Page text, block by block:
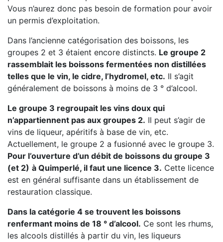
Vous n’aurez donc pas besoin de formation pour avoir
un permis d’exploitation.
Dans l’ancienne catégorisation des boissons, les
groupes 2 et 3 étaient encore distincts. Le groupe 2
rassemblait les boissons fermentées non distillées
telles que le vin, le cidre, l’hydromel, etc. Il s’agit
généralement de boissons à moins de 3 ° d’alcool.
Le groupe 3 regroupait les vins doux qui
n’appartiennent pas aux groupes 2. Il peut s’agir de
vins de liqueur, apéritifs à base de vin, etc.
Actuellement, le groupe 2 a fusionné avec le groupe 3.
Pour l’ouverture d’un débit de boissons du groupe 3
(et 2) à Quimperlé, il faut une licence 3. Cette licence
est en général suffisante dans un établissement de
restauration classique.
Dans la catégorie 4 se trouvent les boissons
renfermant moins de 18 ° d’alcool. Ce sont les rhums,
les alcools distillés à partir du vin, les liqueurs